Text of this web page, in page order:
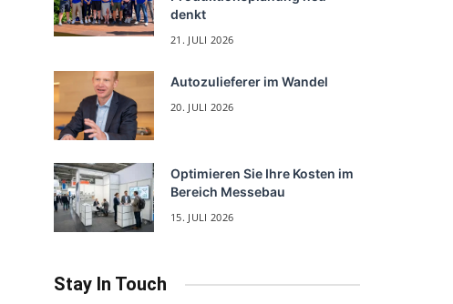
denkt
21. JULI 2026
Autozulieferer im Wandel
20. JULI 2026
Optimieren Sie Ihre Kosten im
Bereich Messebau
15. JULI 2026
Stay In Touch